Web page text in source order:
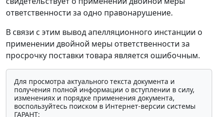
ответственности за одно правонарушение.
В связи с этим вывод апелляционного инстанции о
применении двойной меры ответственности за
просрочку поставки товара является ошибочным.
Для просмотра актуального текста документа и
получения полной информации о вступлении в силу,
изменениях и порядке применения документа,
воспользуйтесь поиском в Интернет-версии системы
ГАРАНТ: